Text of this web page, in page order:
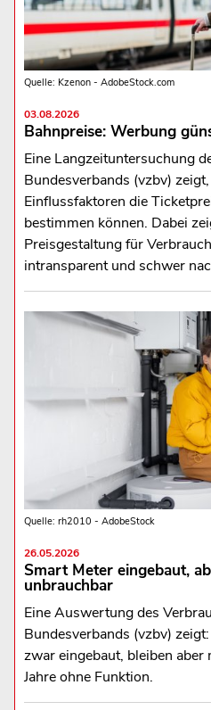
Quelle: Kzenon - AdobeStock.com
03.08.2026
Bahnpreise: Werbung
Eine Langzeituntersuchung
Bundesverbands (vzbv)
Einflussfaktoren die
bestimmen können. Dabei
Preisgestaltung für
intransparent und schwer
Quelle: rh2010 - AdobeStock
26.05.2026
Smart Meter eingebaut,
unbrauchbar
Eine Auswertung des
Bundesverbands (vzbv)
zwar eingebaut, bleiben
Jahre ohne Funktion.